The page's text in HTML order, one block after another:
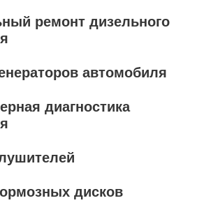
ремонт дизельного
автомобиля
диагностика
дисков